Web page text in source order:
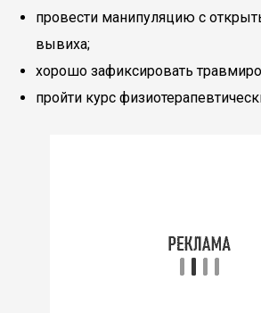
провести манипуляцию с
вывиха;
хорошо зафиксировать
пройти курс